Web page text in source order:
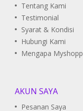
Tentang Kami
Testimonial
Syarat & Kondisi
Hubungi Kami
Mengapa
AKUN SAYA
Pesanan Saya